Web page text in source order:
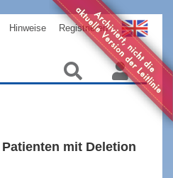
Hinweise Registrieren
mit Deletion